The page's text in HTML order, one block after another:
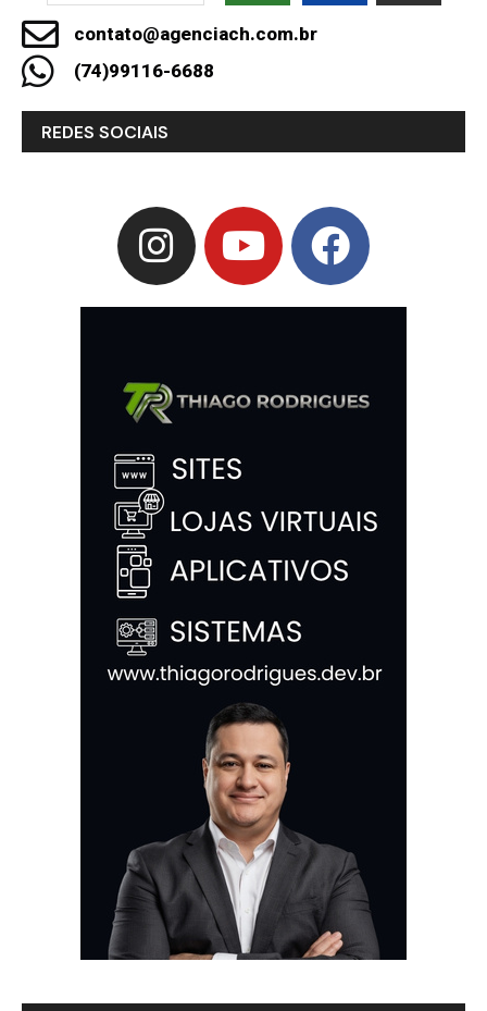
contato@agenciach.com.br
(74)99116-6688
REDES SOCIAIS